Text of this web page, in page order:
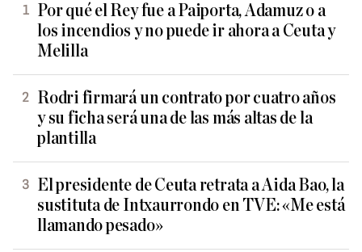
Por qué el Rey fue a Paiporta, Adamuz o a
los incendios y no puede ir ahora a Ceuta y
Melilla
Rodri firmará un contrato por cuatro años
y su ficha será una de las más altas de la
plantilla
El presidente de Ceuta retrata a Aida Bao, la
sustituta de Intxaurrondo en TVE: «Me está
llamando pesado»